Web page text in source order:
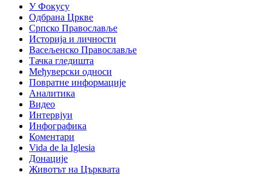
У Фокусу
Одбрана Цркве
Српско Православље
Историја и личности
Васељенско Православље
Тачка гледишта
Међуверски односи
Повратне информације
Аналитика
Видео
Интервјуи
Инфографика
Коментари
Vida de la Iglesia
Донације
Животът на Църквата